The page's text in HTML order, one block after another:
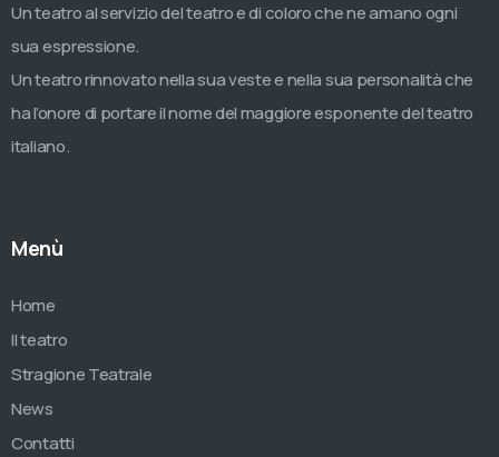
Un teatro al servizio del teatro e di coloro che ne amano ogni
sua espressione.
Un teatro rinnovato nella sua veste e nella sua personalità che
ha l’onore di portare il nome del maggiore esponente del teatro
italiano.
Menù
Home
Il teatro
Stragione Teatrale
News
Contatti